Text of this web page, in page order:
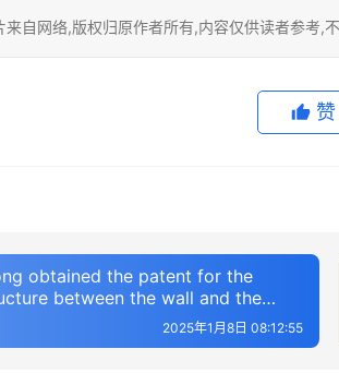
来自网络,版权归原作者所有,内容仅供读者参考
赞
obtained the patent for the
between the wall and the
connection is firm and not easy to
2025年1月8日 08:12:55